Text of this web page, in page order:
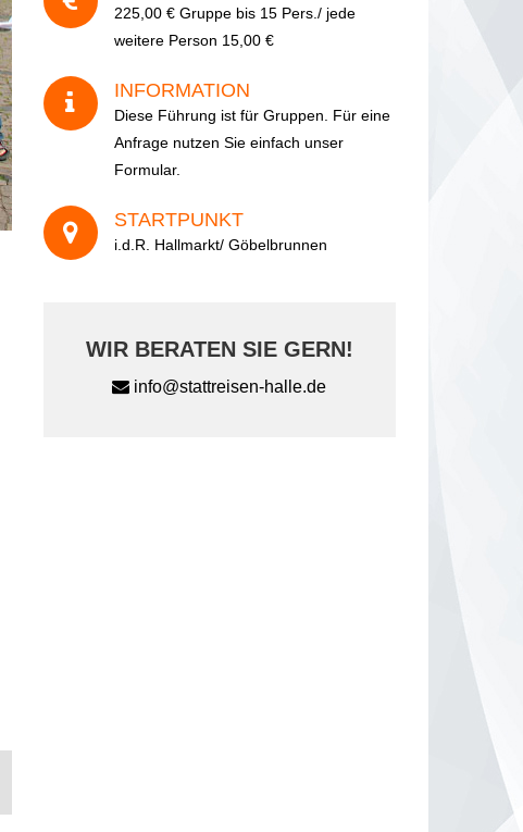
225,00 € Gruppe bis 15 Pers./ jede
weitere Person 15,00 €
INFORMATION
Diese Führung ist für Gruppen. Für eine
Anfrage nutzen Sie einfach unser
Formular.
STARTPUNKT
i.d.R. Hallmarkt/ Göbelbrunnen
WIR BERATEN SIE GERN!
info@stattreisen-halle.de